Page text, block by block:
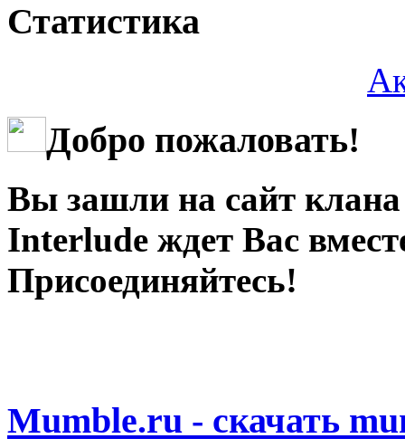
Статистика
Добро пожаловать!
Вы зашли на сайт
Interlude ждет Вас
Присоединяйтесь!
Mumble.ru - скачать